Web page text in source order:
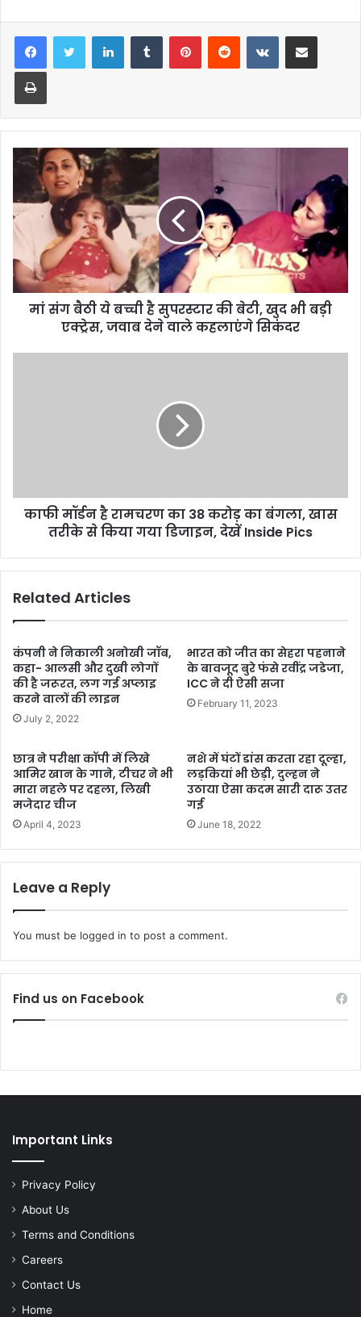
LinkedInTumblr PinterestReddit VKontakteShare via Email
Print
मां संग बैठी ये बच्ची है सुपरस्टार की बेटी, खुद भी बड़ी
एक्ट्रेस, जवाब देने वाले कहलाएंगे सिकंदर
काफी मॉर्डन है रामचरण का 38 करोड़ का बंगला, खास
तरीके से किया गया डिजाइन, देखें Inside Pics
Related Articles
कंपनी ने निकाली अनोखी जॉब,
कहा- आलसी और दुखी लोगों
की है जरूरत, लग गई अप्लाइ
करने वालों की लाइन
July 2, 2022
भारत को जीत का सेहरा पहनाने
के बावजूद बुरे फंसे रवींद्र जडेजा,
ICC ने दी ऐसी सजा
February 11, 2023
छात्र ने परीक्षा कॉपी में लिखे
आमिर खान के गाने, टीचर ने भी
मारा नहले पर दहला, लिखी
मजेदार चीज
April 4, 2023
नशे में घंटों डांस करता रहा दूल्हा,
लड़कियां भी छेड़ी, दुल्हन ने
उठाया ऐसा कदम सारी दारू उतर
गई
June 18, 2022
Leave a Reply
You must be logged in to post a comment.
Find us on Facebook
Important Links
Privacy Policy
About Us
Terms and Conditions
Careers
Contact Us
Home